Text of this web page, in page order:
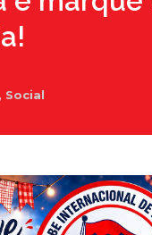
, Social